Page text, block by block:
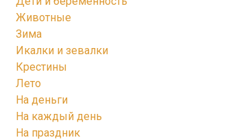
Животные
Зима
Икалки и зевалки
Крестины
Лето
На деньги
На каждый день
На праздник